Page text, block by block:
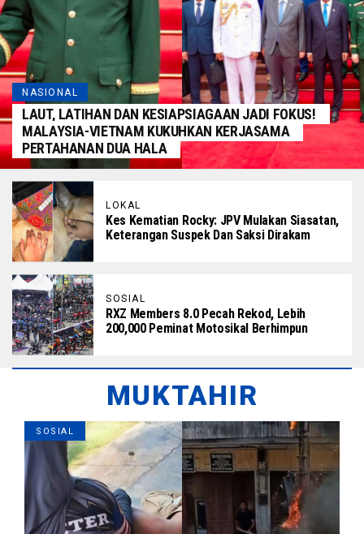
NASIONAL
LAUT, LATIHAN DAN KESIAPSIAGAAN JADI FOKUS!
MALAYSIA-VIETNAM KUKUHKAN KERJASAMA
PERTAHANAN DUA HALA
LOKAL
Kes Kematian Rocky: JPV Mulakan Siasatan,
Keterangan Suspek Dan Saksi Dirakam
SOSIAL
RXZ Members 8.0 Pecah Rekod, Lebih
200,000 Peminat Motosikal Berhimpun
MUKTAHIR
SOSIAL